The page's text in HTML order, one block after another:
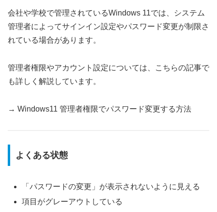
会社や学校で管理されているWindows 11では、システム
管理者によってサインイン設定やパスワード変更が制限さ
れている場合があります。
管理者権限やアカウント設定については、こちらの記事で
も詳しく解説しています。
→ Windows11 管理者権限でパスワード変更する方法
よくある状態
「パスワードの変更」が表示されないように見える
項目がグレーアウトしている